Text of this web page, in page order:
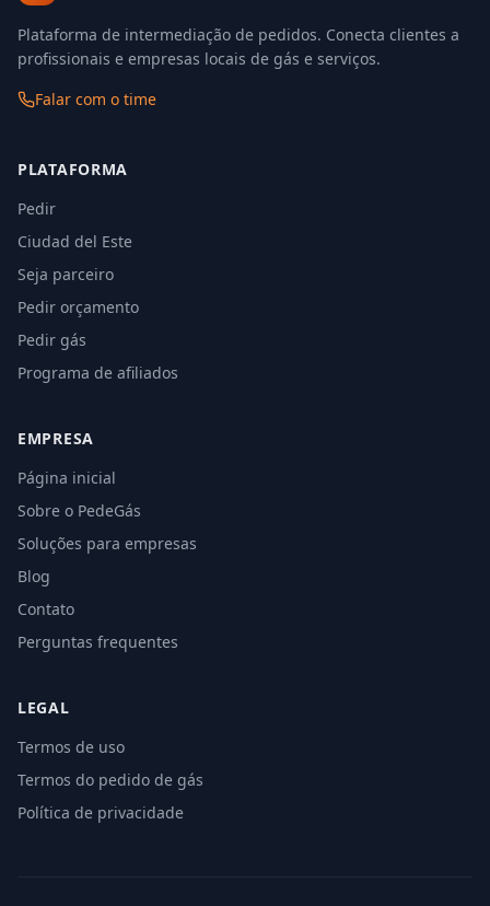
Plataforma de intermediação de pedidos. Conecta clientes a
profissionais e empresas locais de gás e serviços.
Falar com o time
PLATAFORMA
Pedir
Ciudad del Este
Seja parceiro
Pedir orçamento
Pedir gás
Programa de afiliados
EMPRESA
Página inicial
Sobre o PedeGás
Soluções para empresas
Blog
Contato
Perguntas frequentes
LEGAL
Termos de uso
Termos do pedido de gás
Política de privacidade